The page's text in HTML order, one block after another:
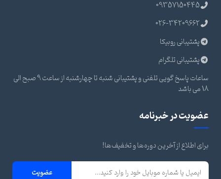
09357150445
026-34209662
پشتیبانی روبیکا
پشتیبانی تلگرام
ساعات پاسخ گویی تلفنی و پشتیبانی شنبه تا چهارشنبه از ساعت 9 صبح الی
18 می باشد
عضویت در خبرنامه
برای اطلاع از آخرین دوره‌ها و تخفیف‌ها!
عضویت